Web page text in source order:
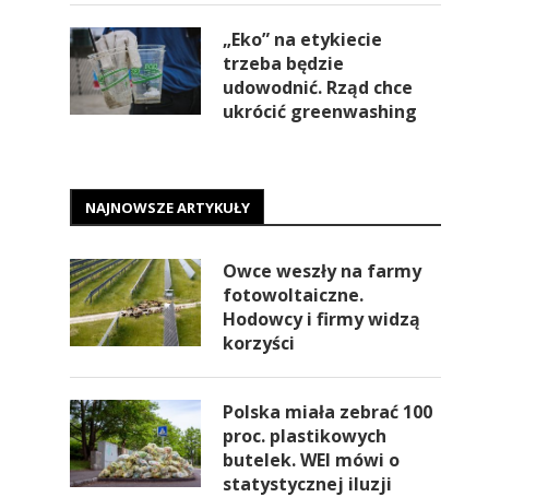
„Eko” na etykiecie
trzeba będzie
udowodnić. Rząd chce
ukrócić greenwashing
NAJNOWSZE ARTYKUŁY
Owce weszły na farmy
fotowoltaiczne.
Hodowcy i firmy widzą
korzyści
Polska miała zebrać 100
proc. plastikowych
butelek. WEI mówi o
statystycznej iluzji